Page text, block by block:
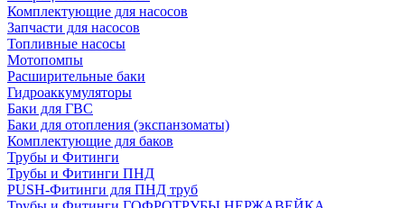
Комплектующие для насосов
Запчасти для насосов
Топливные насосы
Мотопомпы
Расширительные баки
Гидроаккумуляторы
Баки для ГВС
Баки для отопления (экспанзоматы)
Комплектующие для баков
Трубы и Фитинги
Трубы и Фитинги ПНД
PUSH-Фитинги для ПНД труб